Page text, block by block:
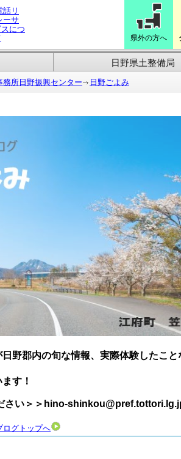
県外の方へ
日野県土整備局
務所日野振興センター 日野ごよみ
野郡内の旬な情報、実際体験したこ
す！
さい＞＞hino-
ログトップへ